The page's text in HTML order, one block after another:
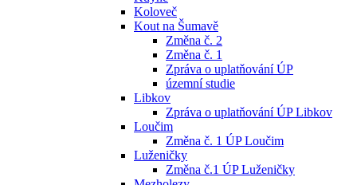
Koloveč
Kout na Šumavě
Změna č. 2
Změna č. 1
Zpráva o uplatňování ÚP
územní studie
Libkov
Zpráva o uplatňování ÚP Libkov
Loučim
Změna č. 1 ÚP Loučim
Luženičky
Změna č.1 ÚP Luženičky